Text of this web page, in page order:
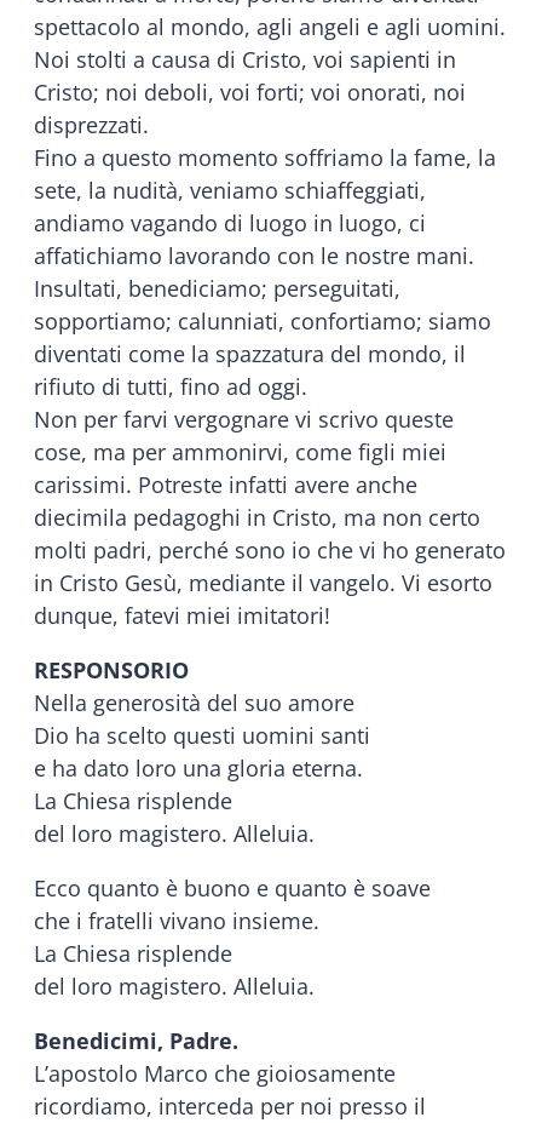
spettacolo al mondo, agli angeli e agli uomini.
Noi stolti a causa di Cristo, voi sapienti in
Cristo; noi deboli, voi forti; voi onorati, noi
disprezzati.
Fino a questo momento soffriamo la fame, la
sete, la nudità, veniamo schiaffeggiati,
andiamo vagando di luogo in luogo, ci
affatichiamo lavorando con le nostre mani.
Insultati, benediciamo; perseguitati,
sopportiamo; calunniati, confortiamo; siamo
diventati come la spazzatura del mondo, il
rifiuto di tutti, fino ad oggi.
Non per farvi vergognare vi scrivo queste
cose, ma per ammonirvi, come figli miei
carissimi. Potreste infatti avere anche
diecimila pedagoghi in Cristo, ma non certo
molti padri, perché sono io che vi ho generato
in Cristo Gesù, mediante il vangelo. Vi esorto
dunque, fatevi miei imitatori!
RESPONSORIO
Nella generosità del suo amore
Dio ha scelto questi uomini santi
e ha dato loro una gloria eterna.
La Chiesa risplende
del loro magistero. Alleluia.
Ecco quanto è buono e quanto è soave
che i fratelli vivano insieme.
La Chiesa risplende
del loro magistero. Alleluia.
Benedicimi, Padre.
L’apostolo Marco che gioiosamente
ricordiamo, interceda per noi presso il